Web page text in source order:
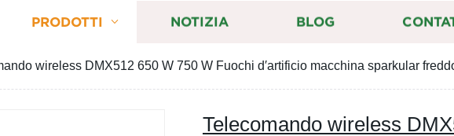
PRODOTTI NOTIZIA BLOG
wireless DMX512 650 W 750 W Fuochi d′artificio macchina sparkular
Telecomando wireless